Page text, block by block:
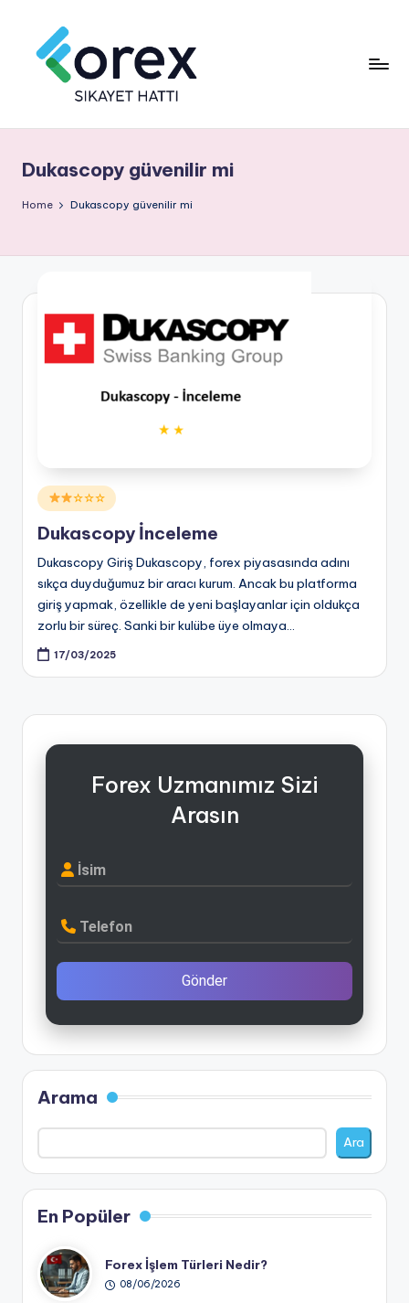
Dukascopy güvenilir mi
Home Dukascopy güvenilir mi
Posted
in
☆☆☆
Dukascopy İnceleme
Dukascopy Giriş Dukascopy, forex piyasasında adını
sıkça duyduğumuz bir aracı kurum. Ancak bu platforma
giriş yapmak, özellikle de yeni başlayanlar için oldukça
zorlu bir süreç. Sanki bir kulübe üye olmaya…
17/03/2025
Forex Uzmanımız Sizi
Arasın
İsim
Telefon
Gönder
Arama
Ara
En Popüler
Forex İşlem Türleri Nedir?
08/06/2026